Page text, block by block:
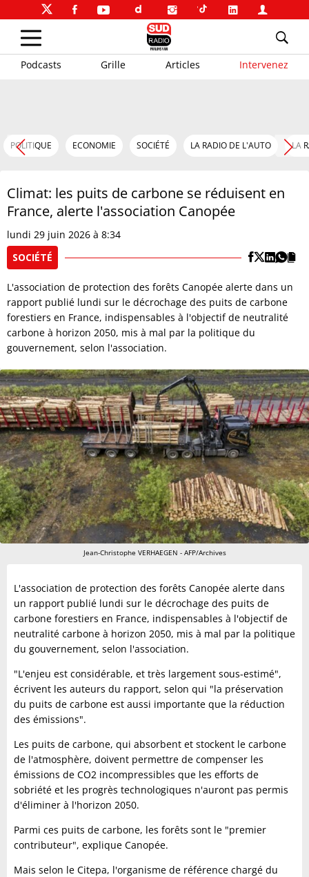
Podcasts Grille Articles Intervenez
POLITIQUE ECONOMIE SOCIÉTÉ LA RADIO DE L'AUTO LA
Climat: les puits de carbone se réduisent en
France, alerte l'association Canopée
lundi 29 juin 2026 à 8:34
SOCIÉTÉ
L'association de protection des forêts Canopée alerte dans un
rapport publié lundi sur le décrochage des puits de carbone
forestiers en France, indispensables à l'objectif de neutralité
carbone à horizon 2050, mis à mal par la politique du
gouvernement, selon l'association.
Jean-Christophe VERHAEGEN - AFP/Archives
L'association de protection des forêts Canopée alerte dans
un rapport publié lundi sur le décrochage des puits de
carbone forestiers en France, indispensables à l'objectif de
neutralité carbone à horizon 2050, mis à mal par la politique
du gouvernement, selon l'association.
"L'enjeu est considérable, et très largement sous-estimé",
écrivent les auteurs du rapport, selon qui "la préservation
du puits de carbone est aussi importante que la réduction
des émissions".
Les puits de carbone, qui absorbent et stockent le carbone
de l'atmosphère, doivent permettre de compenser les
émissions de CO2 incompressibles que les efforts de
sobriété et les progrès technologiques n'auront pas permis
d'éliminer à l'horizon 2050.
Parmi ces puits de carbone, les forêts sont le "premier
contributeur", explique Canopée.
Mais selon le Citepa, l'organisme de référence chargé du